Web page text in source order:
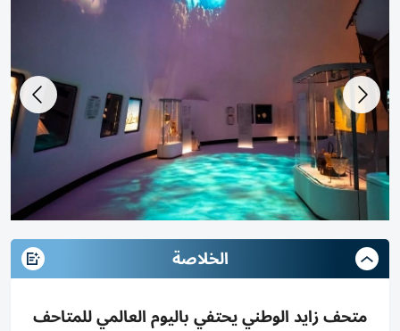
الخلاصة
متحف زايد الوطني يحتفي باليوم العالمي للمتاحف